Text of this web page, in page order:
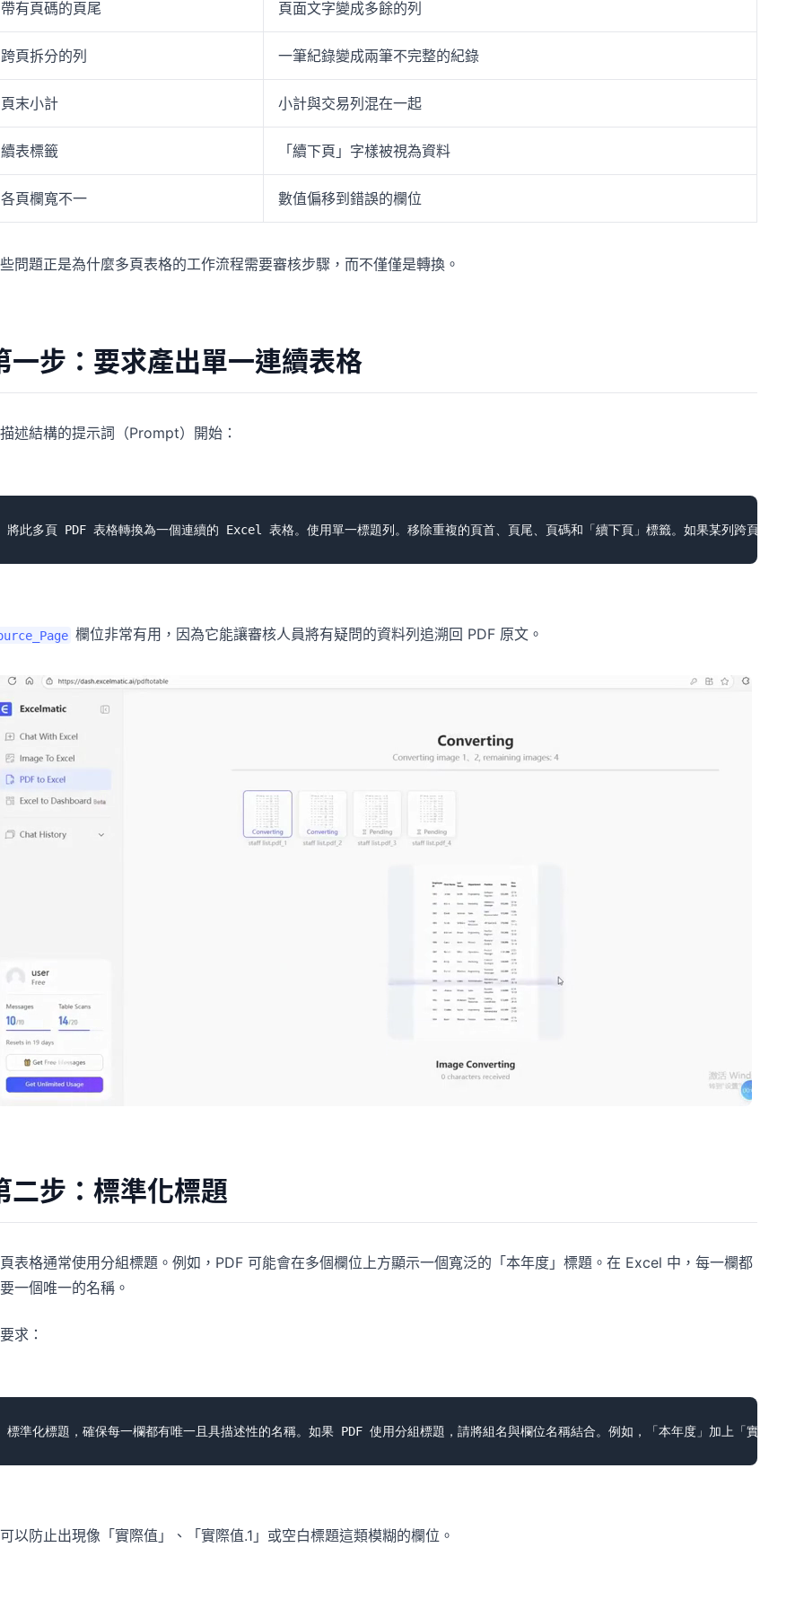
帶有頁碼的頁尾 頁面文字變成多餘的列
跨頁拆分的列 一筆紀錄變成兩筆不完整的紀錄
頁末小計 小計與交易列混在一起
續表標籤 「續下頁」字樣被視為資料
各頁欄寬不一 數值偏移到錯誤的欄位
問題正是為什麼多頁表格的工作流程需要審核步驟，而不僅僅是轉換。
一步：要求產出單一連續表格
述結構的提示詞（Prompt）開始：
欄位非常有用，因為它能讓審核人員將有疑問的資料列追溯回 PDF 原文。
二步：標準化標題
表格通常使用分組標題。例如，PDF 可能會在多個欄位上方顯示一個寬泛的「本年度」標題。在 Excel 中，每一欄都
一個唯一的名稱。
求：
以防止出現像「實際值」、「實際值.1」或空白標題這類模糊的欄位。